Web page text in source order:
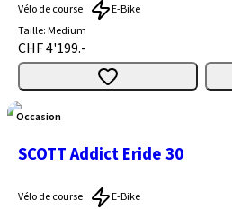
Vélo de course
E-Bike
Taille:Medium
CHF 4'199.-
Occasion
SCOTT Addict Eride 30
Vélo de course
E-Bike